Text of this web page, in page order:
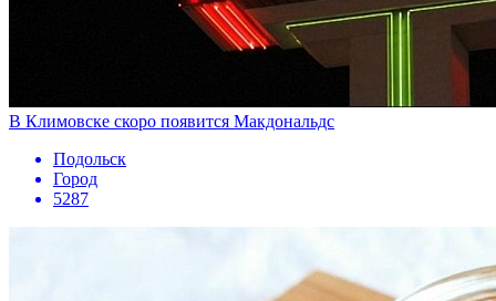
В Климовске скоро появится Макдональдс
Подольск
Город
5287